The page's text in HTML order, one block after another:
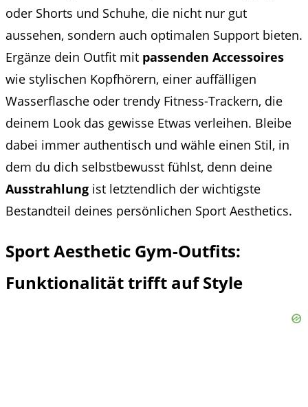
oder Shorts und Schuhe, die nicht nur gut
aussehen, sondern auch optimalen Support bieten.
Ergänze dein Outfit mit passenden Accessoires
wie stylischen Kopfhörern, einer auffälligen
Wasserflasche oder trendy Fitness-Trackern, die
deinem Look das gewisse Etwas verleihen. Bleibe
dabei immer authentisch und wähle einen Stil, in
dem du dich selbstbewusst fühlst, denn deine
Ausstrahlung ist letztendlich der wichtigste
Bestandteil deines persönlichen Sport Aesthetics.
Sport Aesthetic Gym-Outfits:
Funktionalität trifft auf Style